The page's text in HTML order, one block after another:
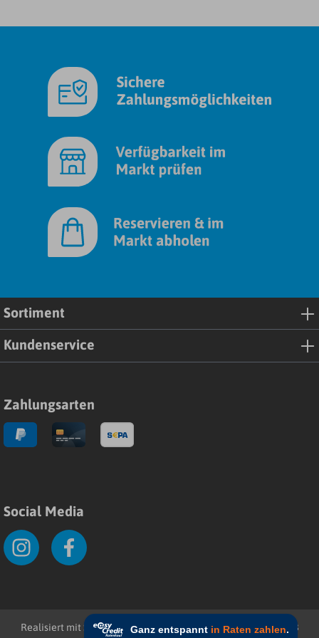
Sortiment
Kundenservice
Zahlungsarten
Social Media
Realisiert mit Shopware Impressum Datenschutz AGB